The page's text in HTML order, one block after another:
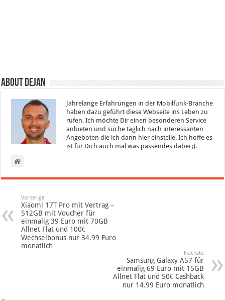
About Dejan
Jahrelange Erfahrungen in der Mobilfunk-Branche
haben dazu geführt diese Webseite ins Leben zu
rufen. Ich möchte Dir einen besonderen Service
anbieten und suche täglich nach interessanten
Angeboten die ich dann hier einstelle. Ich hoffe es
ist für Dich auch mal was passendes dabei ;).
Vorherige
Xiaomi 17T Pro mit Vertrag –
512GB mit Voucher für
einmalig 39 Euro mit 70GB
Allnet Flat und 100€
Wechselbonus nur 34.99 Euro
monatlich
Nächste
Samsung Galaxy A57 für
einmalig 69 Euro mit 15GB
Allnet Flat und 50€ Cashback
nur 14.99 Euro monatlich